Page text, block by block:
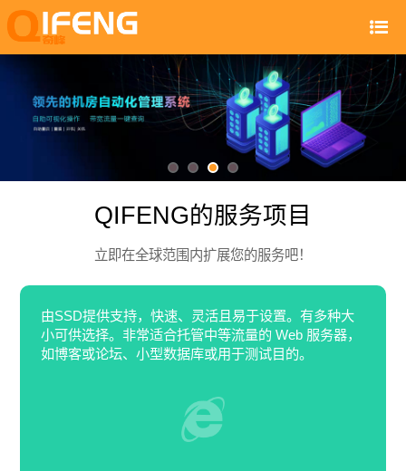
QIFENG的服务项目
立即在全球范围内扩展您的服务吧！
由SSD提供支持，快速、灵活且易于设置。有多种大
小可供选择。非常适合托管中等流量的 Web 服务器，
如博客或论坛、小型数据库或用于测试目的。